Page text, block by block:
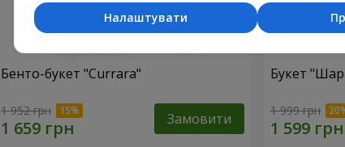
Бенто-букет "Currara"
1 952 грн Замовити
Букет
1 999 грн
Налаштувати